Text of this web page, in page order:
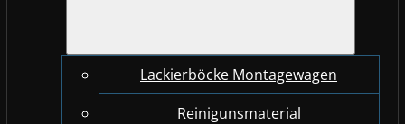
Lackierböcke Montagewagen
Reinigunsmaterial